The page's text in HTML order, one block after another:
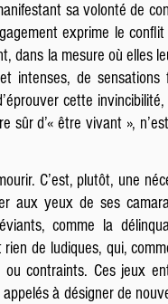
sa volonté de
exprime le
dans la mesure où elles
intenses, de
cette
d’« être vivant »,
C’est, plutôt, une
aux yeux de ses
comme la
de ludiques, qui,
contraints. Ces jeux
à désigner de